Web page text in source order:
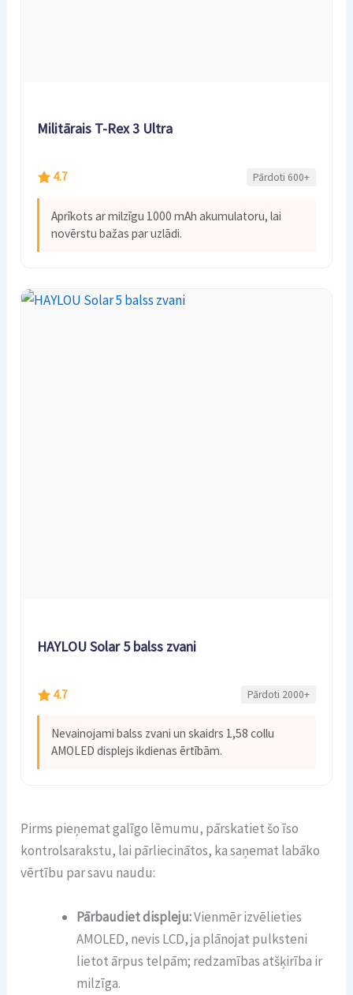
Militārais T-Rex 3 Ultra
4.7 Pārdoti 600+
Aprīkots ar milzīgu 1000 mAh akumulatoru, lai
novērstu bažas par uzlādi.
HAYLOU Solar 5 balss zvani
4.7 Pārdoti 2000+
Nevainojami balss zvani un skaidrs 1,58 collu
AMOLED displejs ikdienas ērtībām.
Pirms pieņemat galīgo lēmumu, pārskatiet šo īso
kontrolsarakstu, lai pārliecinātos, ka saņemat labāko
vērtību par savu naudu:
Pārbaudiet displeju:Vienmēr izvēlieties
AMOLED, nevis LCD, ja plānojat pulksteni
lietot ārpus telpām; redzamības atšķirība ir
milzīga.